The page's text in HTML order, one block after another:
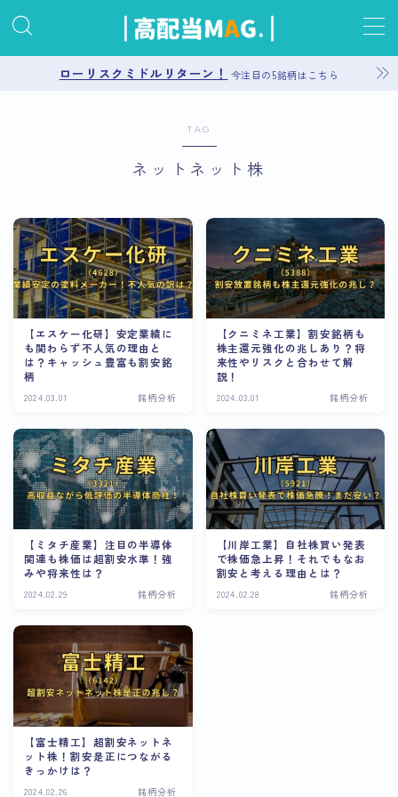
プライバシーポリシー
運営者情報
サイトマップ
ローリスクミドルリターン！ 今注目の5銘柄はこちら
TAG
ネットネット株
【エスケー化研】安定業績に
も関わらず不人気の理由と
は？キャッシュ豊富も割安銘
柄
2024.03.01 銘柄分析
【クニミネ工業】割安銘柄も
株主還元強化の兆しあり？将
来性やリスクと合わせて解
説！
2024.03.01 銘柄分析
【ミタチ産業】注目の半導体
関連も株価は超割安水準！強
みや将来性は？
2024.02.29 銘柄分析
【川岸工業】自社株買い発表
で株価急上昇！それでもなお
割安と考える理由とは？
2024.02.28 銘柄分析
【富士精工】超割安ネットネ
ット株！割安是正につながる
きっかけは？
2024.02.26 銘柄分析